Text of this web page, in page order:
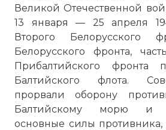
Великой Отечественной
13 января — 25 апреля
Второго Белорусского
Белорусского фронта,
Прибалтийского фронта
Балтийского флота.
прорвали оборону
Балтийскому морю и
основные силы противника,